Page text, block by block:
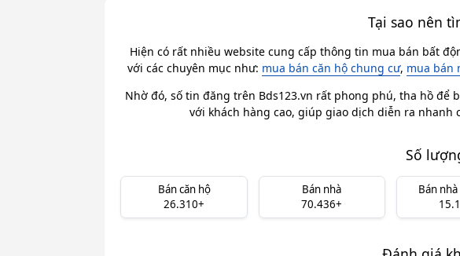
Tại sao nên
Hiện có rất nhiều website cung cấp thông tin mua bán bất
với các chuyên mục như: mua bán căn hộ chung cư, mua bán
Nhờ đó, số tin đăng trên Bds123.vn rất phong phú, tha hồ
với khách hàng cao, giúp giao dịch diễn ra
Số
Bán căn hộ
26.310+
Bán nhà
70.436+
Bán